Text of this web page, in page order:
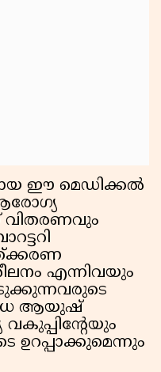
ഈ മെഡിക്കല്‍
വിതരണവും
എന്നിവയും
ആയുഷ്
ഉറപ്പാക്കുമെന്നും